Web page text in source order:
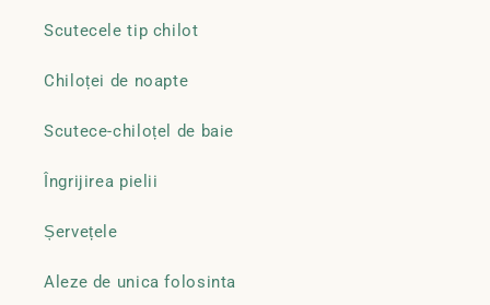
Scutecele tip chilot
Chiloței de noapte
Scutece-chiloțel de baie
Îngrijirea pielii
Șervețele
Aleze de unica folosinta